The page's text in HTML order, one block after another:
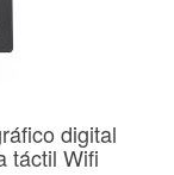
digital
táctil Wifi